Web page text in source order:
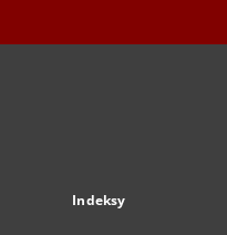
Indeksy